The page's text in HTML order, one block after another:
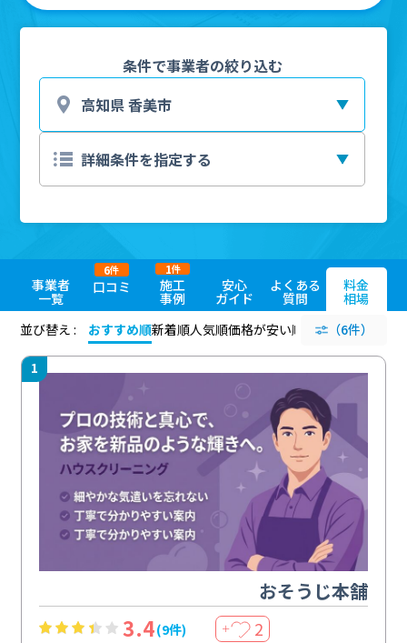
条件で事業者の絞り込む
事業者
一覧
口コミ
6件
施工
事例
1件
安心
ガイド
よくある
質問
料金
相場
並び替え :
おすすめ順新着順人気順価格が安い順 評価が高い順
（6件）
1
おそうじ本舗
3.4(9件) ＋ 2